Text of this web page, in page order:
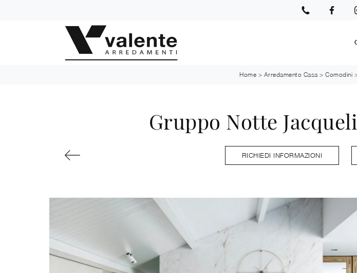
Home > Arredamento Casa > Comodini
Gruppo Notte
RICHIEDI INFORMAZIONI